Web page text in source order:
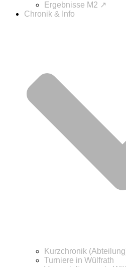
Ergebnisse M2 ↗
Chronik & Info
Kurzchronik
Turniere in Wülfrath